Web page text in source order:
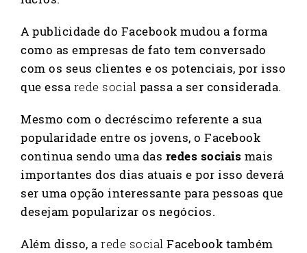
A publicidade do Facebook mudou a forma
como as empresas de fato tem conversado
com os seus clientes e os potenciais, por isso
que essa rede social passa a ser considerada.
Mesmo com o decréscimo referente a sua
popularidade entre os jovens, o Facebook
continua sendo uma das redes sociais mais
importantes dos dias atuais e por isso deverá
ser uma opção interessante para pessoas que
desejam popularizar os negócios.
Além disso, a rede social Facebook também